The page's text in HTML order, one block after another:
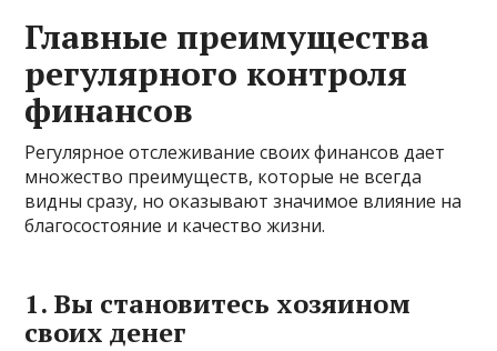
Главные преимущества
регулярного контроля
финансов
Регулярное отслеживание своих финансов дает
множество преимуществ, которые не всегда
видны сразу, но оказывают значимое влияние на
благосостояние и качество жизни.
1. Вы становитесь хозяином
своих денег